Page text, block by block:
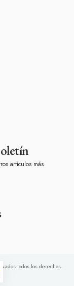
artículos más
todos los derechos.